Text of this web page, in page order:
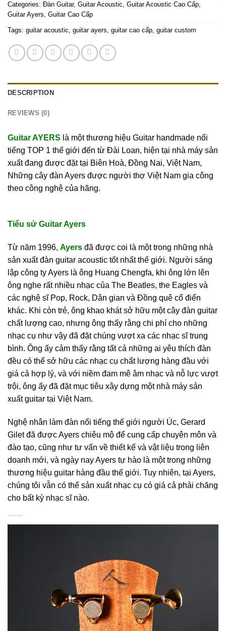
Categories: Đàn Guitar, Guitar Acoustic, Guitar Acoustic Cao Cấp,
Guitar Ayers, Guitar Cao Cấp
Tags: guitar acoustic, guitar ayers, guitar cao cấp, guitar custom
DESCRIPTION
REVIEWS (0)
Guitar AYERS là một thương hiệu Guitar handmade nổi
tiếng TOP 1 thế giới đến từ Đài Loan, hiện tại nhà máy sản
xuất đang được đặt tại Biên Hoà, Đồng Nai, Việt Nam,
Những cây đàn Ayers được người thợ Việt Nam gia công
theo công nghệ của hãng.
Tiểu sử Guitar Ayers
Từ năm 1996, Ayers đã được coi là một trong những nhà
sản xuất đàn guitar acoustic tốt nhất thế giới. Người sáng
lập công ty Ayers là ông Huang Chengfa, khi ông lớn lên
ông nghe rất nhiều nhạc của The Beatles, the Eagles và
các nghệ sĩ Pop, Rock, Dân gian và Đồng quê cổ điển
khác. Khi còn trẻ, ông khao khát sở hữu một cây đàn guitar
chất lượng cao, nhưng ông thấy rằng chi phí cho những
nhạc cụ như vậy đã đặt chúng vượt xa các nhạc sĩ trung
bình. Ông ấy cảm thấy rằng tất cả những ai yêu thích đàn
đều có thể sở hữu các nhạc cụ chất lượng hàng đầu với
giá cả hợp lý, và với niềm đam mê âm nhạc và nỗ lực vượt
trội, ông ấy đã đặt mục tiêu xây dựng một nhà máy sản
xuất guitar tại Việt Nam.
Nghệ nhân làm đàn nổi tiếng thế giới người Úc, Gerard
Gilet đã được Ayers chiêu mộ để cung cấp chuyên môn và
đào tạo, cũng như tư vấn về thiết kế và vật liệu trong liên
doanh mới, và ngày nay Ayers tự hào là một trong những
thương hiệu guitar hàng đầu thế giới. Tuy nhiên, tại Ayers,
chúng tôi vẫn có thể sản xuất nhạc cụ có giá cả phải chăng
cho bất kỳ nhạc sĩ nào.